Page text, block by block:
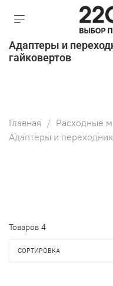
Адаптеры и
гайковертов
Главная Расходные
Адаптеры и
Товаров 4
СОРТИРОВКА